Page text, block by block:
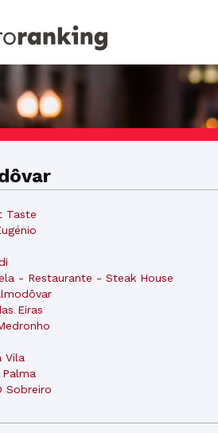
Taste
- Restaurante - Steak House
Eiras
Vila
Sobreiro